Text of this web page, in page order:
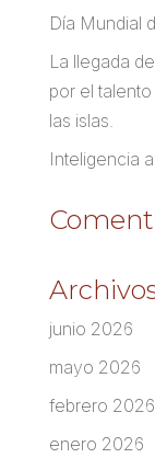
Día Mundial
La llegada
por el
las islas.
Inteligencia
junio 2026
mayo 2026
febrero 2026
enero 2026